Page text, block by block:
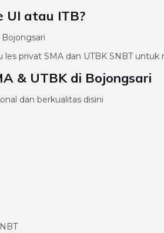
UI atau ITB?
les privat SMA dan UTBK SNBT
& UTBK di Bojongsari
dan berkualitas disini